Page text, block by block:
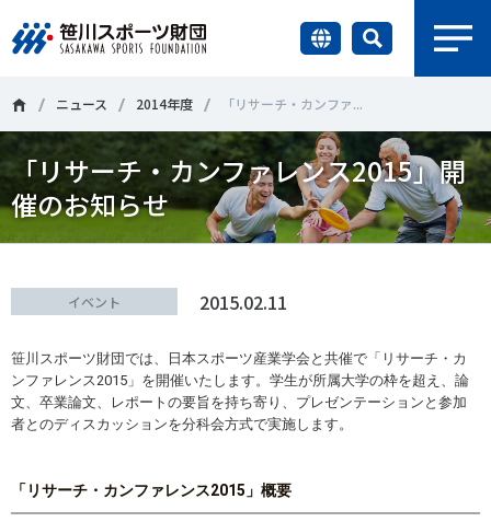
財団情報
研究員紹介
調査・研究
社会づくり
国際情報
知る学ぶ
＃誰が子どものスポーツをささえるのか ＃部活動
＃アクティブなまちづくり ＃日本人の身体活動と健康寿命
＃障害者スポーツ ＃スポーツ基本計画
調査・研究
スポーツライフ・データ
ニュース 2014年度 「リサーチ・カンファ...
「リサーチ・カンファレンス2015」開
催のお知らせ
イベント 2015.02.11
笹川スポーツ財団では、日本スポーツ産業学会と共催で「リサーチ・カ
ンファレンス2015」を開催いたします。学生が所属大学の枠を超え、論
文、卒業論文、レポートの要旨を持ち寄り、プレゼンテーションと参加
者とのディスカッションを分科会方式で実施します。
「リサーチ・カンファレンス2015」概要